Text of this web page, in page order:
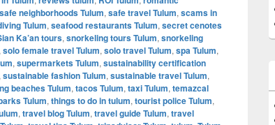
safe neighborhoods Tulum, safe travel Tulum, scams in
Tulum, seafood restaurants Tulum, secret cenotes
Ka’an tours, snorkeling tours Tulum, snorkeling
solo female travel Tulum, solo travel Tulum, spa Tulum,
, supermarkets Tulum, sustainability certification
sustainable fashion Tulum, sustainable travel Tulum,
beaches Tulum, tacos Tulum, taxi Tulum, temazcal
Tulum, things to do in tulum, tourist police Tulum,
, travel blog Tulum, travel guide Tulum, travel